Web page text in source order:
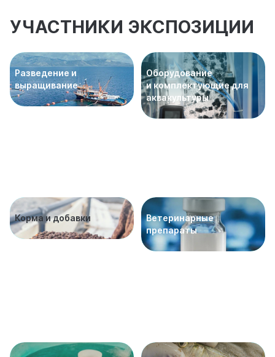
УЧАСТНИКИ ЭКСПОЗИЦИИ
Разведение и
выращивание
Оборудование
и комплектующие для
аквакультуры
Корма и добавки
Ветеринарные
препараты